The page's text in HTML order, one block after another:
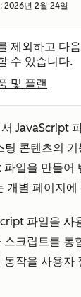
2026년 2월 24일
제외하고 다음
수 있습니다.
및 플랜
JavaScript
팅 콘텐츠의
일을 만들어
개별 페이지
파일을 사
스크립트를 통
동작을 사용자